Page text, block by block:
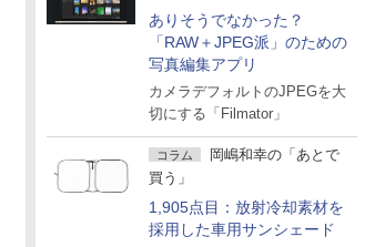
ありそうでなかった？
「RAW＋JPEG派」のための
写真編集アプリ
カメラデフォルトのJPEGを大
切にする「Filmator」
コラム
岡嶋和幸の「あとで
買う」
1,905点目：放射冷却素材を
採用した車用サンシェード